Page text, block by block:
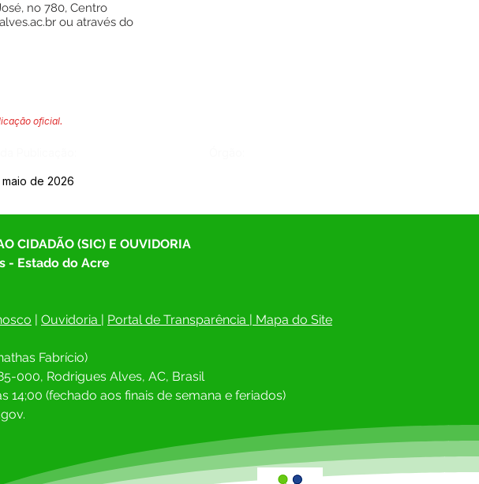
no 780, Centro
ou através do
oficial.
maio de 2026
CIDADÃO (SIC) E OUVIDORIA
- Estado do Acre
| Ouvidoria | Portal de Transparência | Mapa do Site
Fabrício)
000, Rodrigues Alves, AC, Brasil
14;00 (fechado aos finais de semana e feriados)